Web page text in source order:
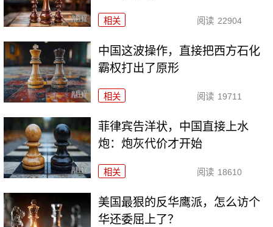
相关 阅读 22904
中国这波操作，直接把西方石化
霸权打出了原形
相关 阅读 19711
菲律宾告洋状，中国直接上水
炮：炮灰代价才开始
相关 阅读 18610
美国最狠的反华鹰派，怎么访个
华还委屈上了？